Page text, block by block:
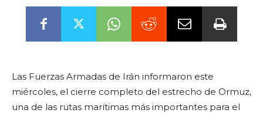
Las Fuerzas Armadas de Irán informaron este
miércoles, el cierre completo del estrecho de Ormuz,
una de las rutas marítimas más importantes para el